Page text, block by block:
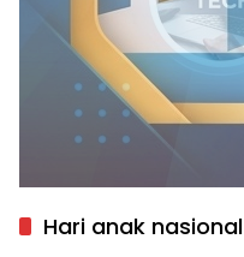
Hari anak nasional